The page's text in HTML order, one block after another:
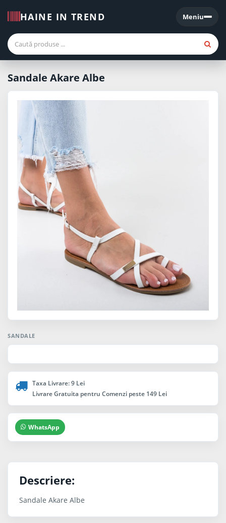
HAINE IN TREND Meniu
Meniu
Sandale Akare Albe
SANDALE
Taxa Livrare: 9 Lei
Livrare Gratuita pentru Comenzi peste 149 Lei
WhatsApp
Descriere:
Sandale Akare Albe